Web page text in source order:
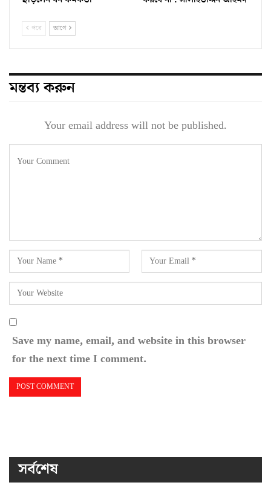
পরে আগে
মন্তব্য করুন
Your email address will not be published.
Save my name, email, and website in this browser
for the next time I comment.
সর্বশেষ